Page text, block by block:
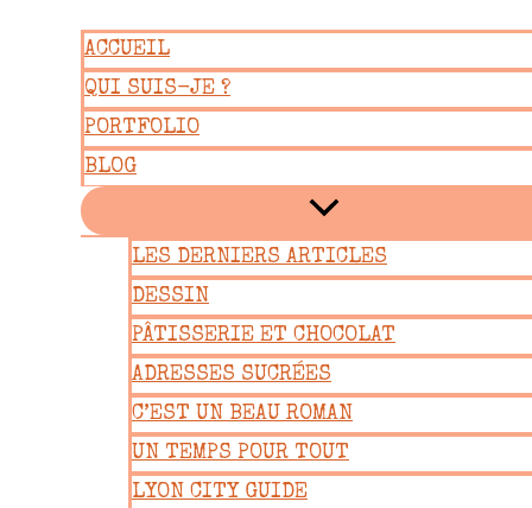
contenu
ACCUEIL
QUI SUIS-JE ?
PORTFOLIO
BLOG
LES DERNIERS ARTICLES
DESSIN
PÂTISSERIE ET CHOCOLAT
ADRESSES SUCRÉES
C’EST UN BEAU ROMAN
UN TEMPS POUR TOUT
LYON CITY GUIDE